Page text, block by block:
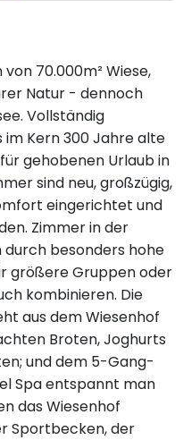
70.000m² Wiese,
Natur - dennoch
Vollständig
Kern 300 Jahre alte
gehobenen Urlaub in
sind neu, großzügig,
eingerichtet und
Zimmer in der
besonders hohe
größere Gruppen oder
kombinieren. Die
aus dem Wiesenhof
Broten, Joghurts
und dem 5-Gang-
Spa entspannt man
das Wiesenhof
Sportbecken, der